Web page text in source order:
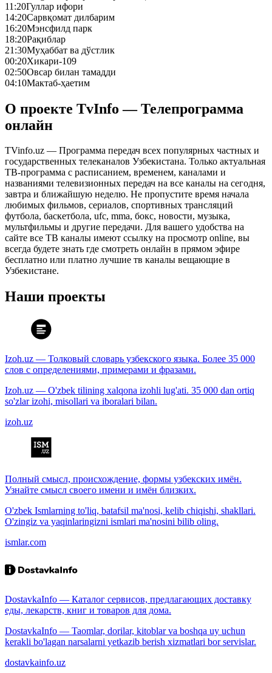
11:20Гуллар ифори
14:20Сарвқомат дилбарим
16:20Мэнсфилд парк
18:20Рақиблар
21:30Муҳаббат ва дўстлик
00:20Хикари-109
02:50Овсар билан тамадди
04:10Мактаб-ҳаетим
О проекте TvInfo — Телепрограмма
онлайн
TVinfo.uz — Программа передач всех популярных частных и
государственных телеканалов Узбекистана. Только актуальная
ТВ-программа с расписанием, временем, каналами и
названиями телевизионных передач на все каналы на сегодня,
завтра и ближайшую неделю. Не пропустите время начала
любимых фильмов, сериалов, спортивных трансляций
футбола, баскетбола, ufc, mma, бокс, новости, музыка,
мультфильмы и другие передачи. Для вашего удобства на
сайте все ТВ каналы имеют ссылку на просмотр online, вы
всегда будете знать где смотреть онлайн в прямом эфире
бесплатно или платно лучшие тв каналы вещающие в
Узбекистане.
Наши проекты
Izoh.uz — Толковый словарь узбекского языка. Более 35 000
слов с определениями, примерами и фразами.
Izoh.uz — O'zbek tilining xalqona izohli lug'ati. 35 000 dan ortiq
so'zlar izohi, misollari va iboralari bilan.
izoh.uz
Полный смысл, происхождение, формы узбекских имён.
Узнайте смысл своего имени и имён близких.
O'zbek Ismlarning to'liq, batafsil ma'nosi, kelib chiqishi, shakllari.
O'zingiz va yaqinlaringizni ismlari ma'nosini bilib oling.
ismlar.com
DostavkaInfo — Каталог сервисов, предлагающих доставку
еды, лекарств, книг и товаров для дома.
DostavkaInfo — Taomlar, dorilar, kitoblar va boshqa uy uchun
kerakli bo'lagan narsalarni yetkazib berish xizmatlari bor servislar.
dostavkainfo.uz